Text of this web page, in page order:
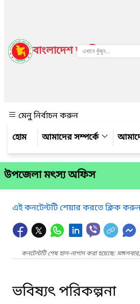
বাংলাদেশ জাতীয় তথ্য
মেনু নির্বাচন করুন
আমাদের সম্পর্কে
উপজেলা মৎস্য অফিস
এই কনটেন্টটি শেয়ার করতে ক্লিক
কনটেন্টটি শেষ হাল-নাগাদ করা হয়েছে:
ভবিষ্যৎ পরিকল্পনা